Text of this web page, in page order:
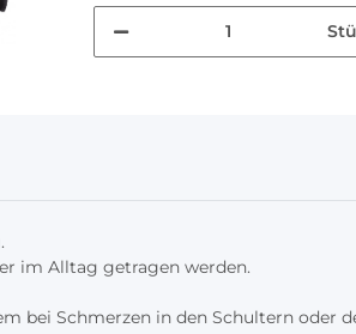
im Alltag getragen werden.
bei Schmerzen in den Schultern oder